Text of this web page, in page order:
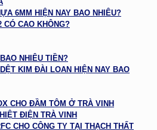
6MM HIỆN NAY BAO NHIÊU?
CAO KHÔNG?
NHIÊU TIỀN?
KIM ĐÀI LOAN HIỆN NAY BAO
CHO ĐẦM TÔM Ở TRÀ VINH
ĐIỆN TRÀ VINH
CHO CÔNG TY TẠI THẠCH THẤT